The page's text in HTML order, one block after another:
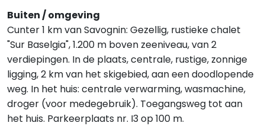
Buiten / omgeving
Cunter 1 km van Savognin: Gezellig, rustieke chalet
"Sur Baselgia", 1.200 m boven zeeniveau, van 2
verdiepingen. In de plaats, centrale, rustige, zonnige
ligging, 2 km van het skigebied, aan een doodlopende
weg. In het huis: centrale verwarming, wasmachine,
droger (voor medegebruik). Toegangsweg tot aan
het huis. Parkeerplaats nr. I3 op 100 m.